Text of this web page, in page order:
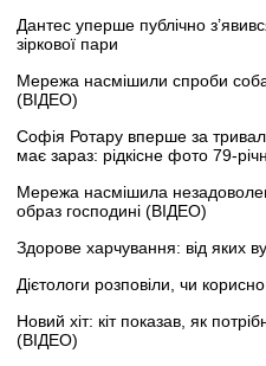
Дантес уперше публічно
зіркової пари
Мережа насмішили спроби
(ВІДЕО)
Софія Ротару вперше за
має зараз: рідкісне фото 79-
Мережа насмішила
образ господині (ВІДЕО)
Здорове харчування: від яких
Дієтологи розповіли, чи корисно
Новий хіт: кіт показав, як
(ВІДЕО)